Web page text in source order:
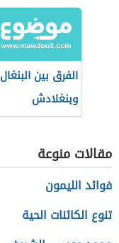
الفرق بين البنغال
وبنغلادش
مقالات منوعة
فوائد الليمون
تنوع الكائنات الحية